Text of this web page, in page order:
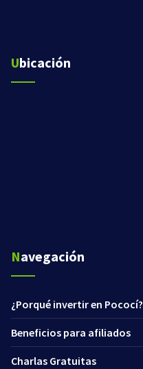
Ubicación
Navegación
¿Porqué invertir en Pococí?
Beneficios para afiliados
Charlas Gratuitas